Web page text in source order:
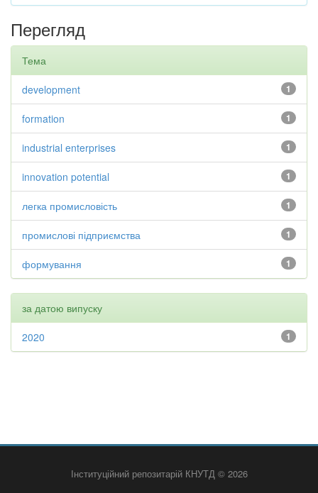
Перегляд
Тема
1
development
1
formation
1
industrial enterprises
1
innovation potential
1
легка промисловість
1
промислові підприємства
1
формування
за датою випуску
1
2020
Інституційний репозитарій КНУТД © 2026